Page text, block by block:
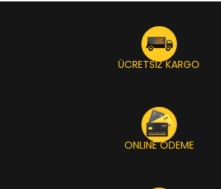
ÜCRETSİZ KARGO
ONLINE ÖDEME